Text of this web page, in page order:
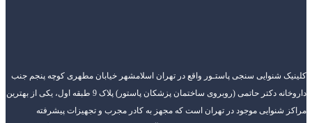
کلینیک شنوایی سنجی پاستـور واقع در تهران اسلامشهر خیابان مطهری کوچه پنجم جنب
داروخانه دکتر حاتمی (روبروی ساختمان پزشکان پاستور) پلاک 9 طبقه اول، یکی از بهترین
مراکز شنوایی موجود در تهران است که مجهز به کادر مجرب و تجهیزات پیشرفته